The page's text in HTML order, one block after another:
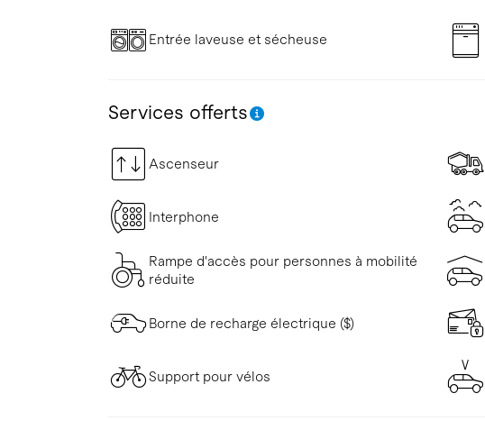
Entrée laveuse et sécheuse
Services offerts
Ascenseur
Interphone
Rampe d'accès pour personnes à mobilité
réduite
Borne de recharge électrique ($)
Support pour vélos